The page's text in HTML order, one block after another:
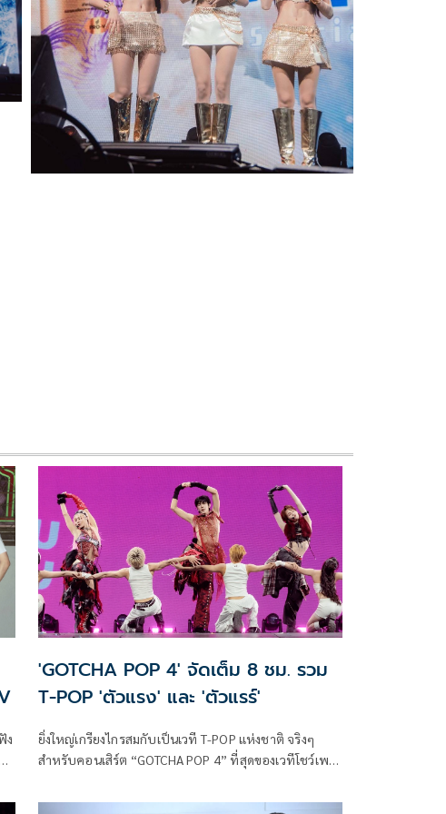
ง
'GOTCHA POP 4' จัดเต็ม 8 ชม. รวม
T-POP 'ตัวแรง' และ 'ตัวแรร์'
ยิ่งใหญ่เกรียงไกรสมกับเป็นเวที T-POP แห่งชาติ จริงๆ
สำหรับคอนเสิร์ต “GOTCHA POP 4” ที่สุดของเวทีโชว์เพ
ชีวิต! ปีนี้ ATIMESHOWBIZ อัปเวลความสนุกแบบฟินทะลุ